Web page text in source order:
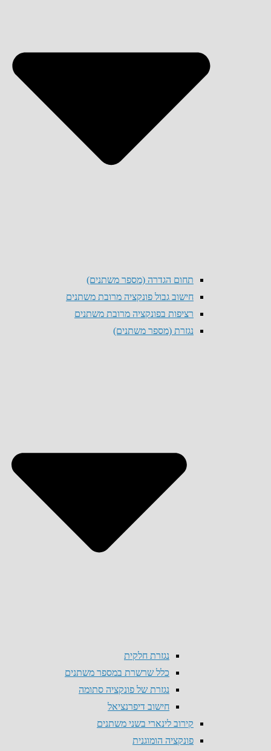
תחום הגדרה (מספר משתנים)
חישוב גבול פונקציה מרובת משתנים
רציפות בפונקציה מרובת משתנים
נגזרת (מספר משתנים)
נגזרת חלקית
כלל שרשרת במספר משתנים
נגזרת של פונקציה סתומה
חישוב דיפרנציאל
קירוב לינארי בשני משתנים
פונקציה הומוגנית